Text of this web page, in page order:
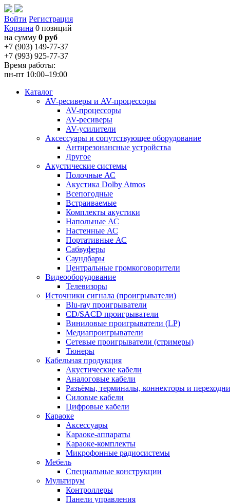
Войти Регистрация
Корзина 0 позиций
на сумму 0 руб
+7 (903) 149-77-37
+7 (993) 925-77-37
Время работы:
пн-пт 10:00–19:00
Каталог
AV-ресиверы и AV-процессоры
AV-процессоры
AV-ресиверы
AV-усилители
Аксессуары и сопутствующее оборудование
Антирезонансные устройства
Другое
Акустические системы
Полочные АС
Акустика Dolby Atmos
Всепогодные
Встраиваемые
Комплекты акустики
Напольные АС
Настенные АС
Портативные АС
Сабвуферы
Саундбары
Центральные громкоговорители
Видеооборудование
Телевизоры
Источники сигнала (проигрыватели)
Blu-ray проигрыватели
CD/SACD проигрыватели
Виниловые проигрыватели (LP)
Медиапроигрыватели
Сетевые проигрыватели (стримеры)
Тюнеры
Кабельная продукция
Акустические кабели
Аналоговые кабели
Разъёмы, терминалы, коннекторы и
Силовые кабели
Цифровые кабели
Караоке
Аксессуары
Караоке-аппараты
Караоке-комплекты
Микрофонные радиосистемы
Мебель
Специальные конструкции
Мультирум
Контроллеры
Панели управления